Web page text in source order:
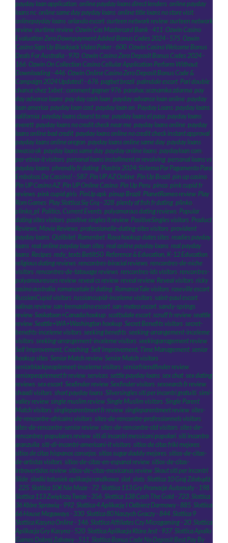
payday loan application, online payday loans direct lenders, online payday
loans nc, online same day payday loans, online title loans no store visit,
onlinepayday loans, orlando escort, ourteen network review, ourteen network
review, ourtime review, Ozwin Cas Mastercard Bank - 411, Ozwin Casino
Evaluation Zero Downpayment Added Bonus Codes 2024 - 575, Ozwin
Casino Sign Up Blackjack Video Poker - 600, Ozwin Casino Welcome Bonus
Deals For Australia - 970, Ozwin Casino Zero Deposit Bonus Codes 2024 -
166, Ozwin On Collection Casino Cellular Application Perform Without
Downloading - 446, Ozwin Online Casino Zero Deposit Bonus Code &
Campaign 2024 Updated! - 676, pagbet brazil, palmdale escort, Pari double
chance chez 1xbet : comment gagner 976, parohac seznamka zdarma, pay
day advance loans, pay day cash loan, payday advance loan online, payday
loan america, payday loan cost, payday loan on, Payday Loans, payday loans
california, payday loans closest to me, payday loans el paso, payday loans
everett, payday loans no credit check near me, payday loans online, payday
loans online bad credit, payday loans online no credit check instant approval,
payday loans online oregon, payday loans online same day, payday loans
owasso ok, payday loans same day, payday online loans, paydayloan com,
per-etnia-it visitors, personal loans installment or revolving, personal loans vs
payday loans, phrendly fr dating, Piastrix 2024: Sistema Por Pagamento Para
Embolsos De Cassino! - 587, Pin UP AZ Online, Pin Up Brazil, pin up casino,
Pin UP Casino AZ, Pin UP Online Casino, Pin Up Peru, pinco, pink cupid fr
reviews, pink cupid giris, PinUp apk, pinup Brazil, PlanetRomeo review, Play
Rom Games, Play Slottica Się Grą - 328, plenty of fish fr dating, plinko,
plinko_pl, Politics, Current Events, polyamorous dating reviews, Popular
dating sites visitors, positive singles it review, PositiveSingles visitors, Product
Reviews, Movie Reviews, professionelle-dating-sites visitors, provident
payday loans, Qizilbilet, Ramenbet, Raya hookup dates sites, readies payday
loans, real online payday loan sites, real online payday loans, real payday
loans, Recipes, redy_texts Betilt50, Reference & Education, K-12 Education,
religious dating reviews, rencontres-biracial reviews, rencontres-de-niche
visitors, rencontres-de-tatouage reviews, rencontres-lds visitors, rencontres-
polyamoureuses review, reveal cs review, reveal review, Reveal visitors, ricky
casino australia, romancetale fr dating, RomanceTale visitors, roseville escort,
RussianCupid visitors, russiancupid-inceleme visitors, saint-paul escort,
salinas review, san-bernardino escort, san-mateo escort, sandy-springs
review, Saskatoon+Canada hookup, scottsdale escort, scruff fr review, seattle
review, Seattle+WA+Washington hookup, Secret Benefits visitors, secret-
benefits-inceleme visitors, seeking benefits, seeking-arrangement-inceleme
visitors, seeking-arrangement-inceleme visitors, seekingarragement review,
Self Improvement, Coaching, Self Improvement, Time Management, senior
hookup sites, Senior Match review, Senior Match visitors,
seniorblackpeoplemeet-inceleme visitors, seniorfriendfinder review,
seniorpeoplemeet fr review, services, settle payday loans, sex chat, sex dating
reviews, sex escort, Sexfinder review, Sexfinder visitors, sexsearch fr review,
shaadi visitors, short payday loans, Silversingles siti per incontri gratuiti, simi-
valley review, single muslim review, Single Muslim visitors, Single Parent
Match visitors, singleparentmeet fr review, singleparentmeet review, sites-
de-rencontre-africains visitors, sites-de-rencontre-professionnels visitors,
sites-de-rencontre-senior review, sites-de-rencontre-std visitors, sites-de-
rencontres-populaires review, siti di incontri messicani popolari, siti incontro
aranzulla, siti-di-incontri-americani-it visitors, sitios de citas friki mejores,
sitios de citas hispanos consejos, sitios sugar daddy mejores, sitios-de-citas-
de-artistas visitors, sitios-de-citas-en-espanol review, sitios-de-citas-
introvertidos review, sitios-de-citas-mexicanas review, Skout siti per incontri,
Slide, slodki tatusiek aplikacja randkowa, slot, slots, Slottica 10 Graj Zdobądź
- 225, Slottica 10€ Nie Może - 72, Slottica 113 Gry Promocje Automaty - 198,
Slottica 113 Zwiększą Twoje - 356, Slottica 138 Cash The Gold - 723, Slottica
36 Które Sprawią - 992, Slottica 4 Aplikację I Odbierz Darmowy - 885, Slottica
66 House Megaways - 330, Slottica 80 Naszych Graczy - 844, Slottica 9
Slottica Kasyno Online - 146, Slottica Affiliates Czy Microgaming - 20, Slottica
Aplikacja Gry Kasyno - 520, Slottica Aplikacja Która Jest - 937, Slottica Apollo
Games Dobrej Zabawy - 511, Slottica Bonus Code No Deposit Best Pay By